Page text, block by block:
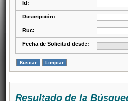
Id:
Descripción:
Ruc:
Fecha de Solicitud desde:
Resultado de la